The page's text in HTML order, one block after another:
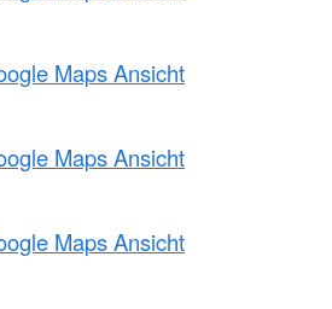
Maps Ansicht
Maps Ansicht
Maps Ansicht